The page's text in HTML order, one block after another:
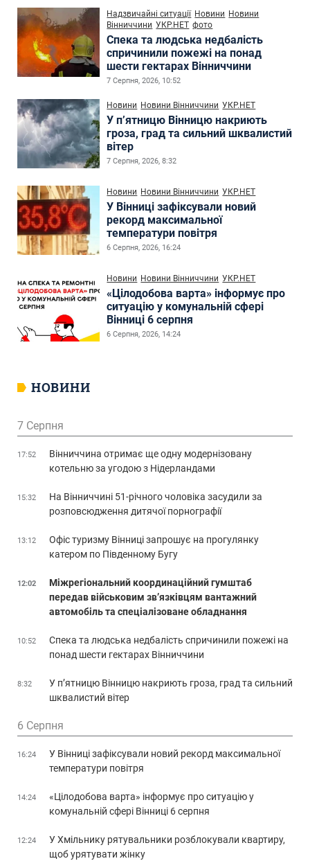
Надзвичайні ситуації Новини Новини
Вінниччини УКР.НЕТ фото
Спека та людська недбалість
спричинили пожежі на понад
шести гектарах Вінниччини
7 Серпня, 2026, 10:52
Новини Новини Вінниччини УКР.НЕТ
У п’ятницю Вінницю накриють
гроза, град та сильний шквалистий
вітер
7 Серпня, 2026, 8:32
Новини Новини Вінниччини УКР.НЕТ
У Вінниці зафіксували новий
рекорд максимальної
температури повітря
6 Серпня, 2026, 16:24
Новини Новини Вінниччини УКР.НЕТ
«Цілодобова варта» інформує про
ситуацію у комунальній сфері
Вінниці 6 серпня
6 Серпня, 2026, 14:24
НОВИНИ
7 Серпня
17:52
Вінниччина отримає ще одну модернізовану
котельню за угодою з Нідерландами
15:32
На Вінниччині 51-річного чоловіка засудили за
розповсюдження дитячої порнографії
13:12
Офіс туризму Вінниці запрошує на прогулянку
катером по Південному Бугу
12:02
Міжрегіональний координаційний гумштаб
передав військовим зв’язківцям вантажний
автомобіль та спеціалізоване обладнання
10:52
Спека та людська недбалість спричинили пожежі на
понад шести гектарах Вінниччини
8:32
У п’ятницю Вінницю накриють гроза, град та сильний
шквалистий вітер
6 Серпня
16:24
У Вінниці зафіксували новий рекорд максимальної
температури повітря
14:24
«Цілодобова варта» інформує про ситуацію у
комунальній сфері Вінниці 6 серпня
12:24
У Хмільнику рятувальники розблокували квартиру,
щоб урятувати жінку